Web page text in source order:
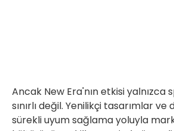
Ancak New Era'nın etkisi yalnızca
sınırlı değil. Yenilikçi tasarımlar
sürekli uyum sağlama yoluyla